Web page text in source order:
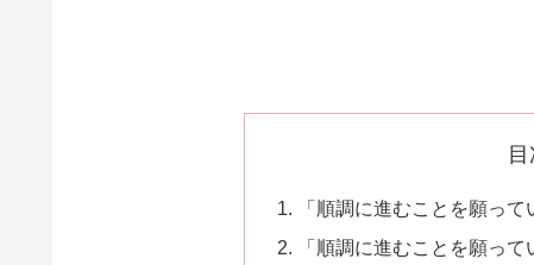
目
「順調に進むことを願っ
「順調に進むことを願っ